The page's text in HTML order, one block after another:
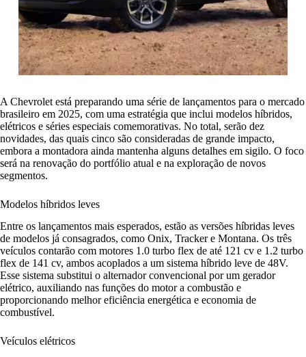
A Chevrolet está preparando uma série de lançamentos para o mercado
brasileiro em 2025, com uma estratégia que inclui modelos híbridos,
elétricos e séries especiais comemorativas. No total, serão dez
novidades, das quais cinco são consideradas de grande impacto,
embora a montadora ainda mantenha alguns detalhes em sigilo. O foco
será na renovação do portfólio atual e na exploração de novos
segmentos.
Modelos híbridos leves
Entre os lançamentos mais esperados, estão as versões híbridas leves
de modelos já consagrados, como Onix, Tracker e Montana. Os três
veículos contarão com motores 1.0 turbo flex de até 121 cv e 1.2 turbo
flex de 141 cv, ambos acoplados a um sistema híbrido leve de 48V.
Esse sistema substitui o alternador convencional por um gerador
elétrico, auxiliando nas funções do motor a combustão e
proporcionando melhor eficiência energética e economia de
combustível.
Veículos elétricos